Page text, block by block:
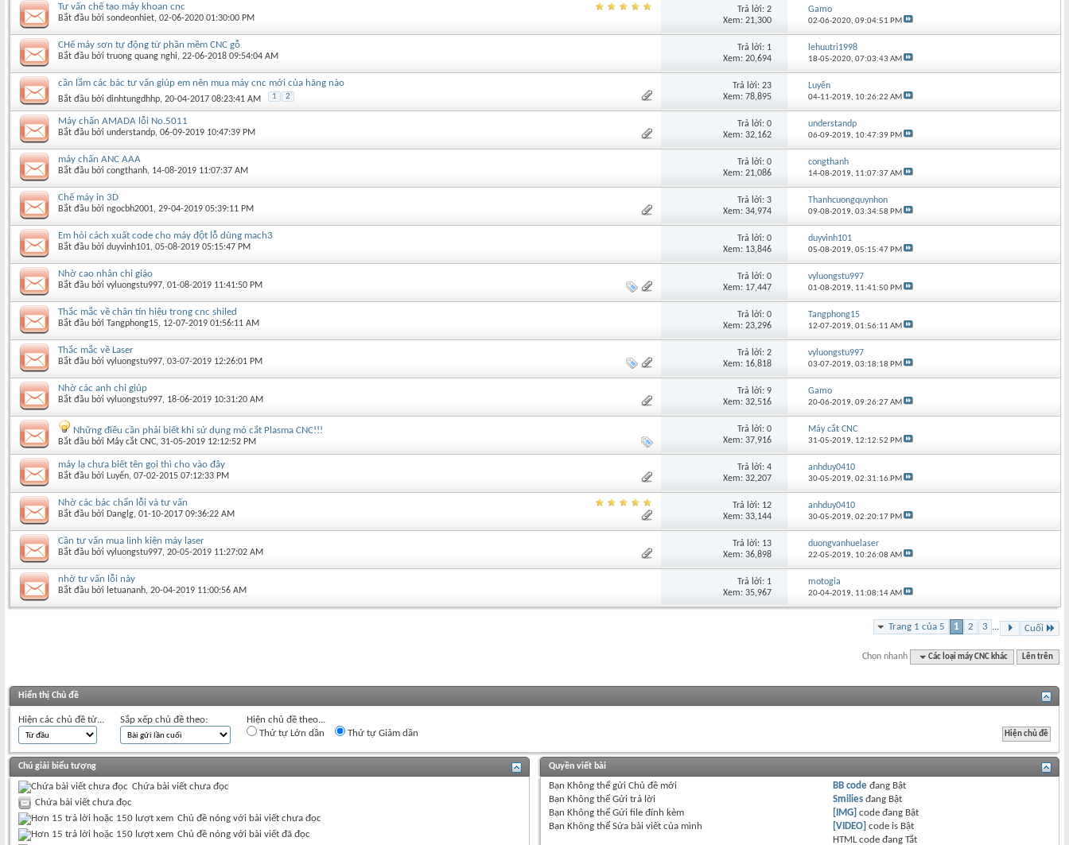
Tư vấn chế tạo máy khoan cnc
Bắt đầu bởi sondeonhiet‎, 02-06-2020 01:30:00 PM
Trả lời: 2
Xem: 21,300
Gamo
02-06-2020,09:04:51 PM
CHế máy sơn tự động từ phần mềm CNC gỗ
Bắt đầu bởi truong quang nghi‎, 22-06-2018 09:54:04 AM
Trả lời: 1
Xem: 20,694
lehuutri1998
18-05-2020,07:03:43 AM
cần lắm các bác tư vấn giúp em nên mua máy cnc mới của hãng nào
Bắt đầu bởi dinhtungdhhp‎, 20-04-2017 08:23:41 AM 1 2
Trả lời: 23
Xem: 78,895
Luyến
04-11-2019, 10:26:22 AM
Máy chấn AMADA lỗi No.5011
Bắt đầu bởi understandp‎, 06-09-2019 10:47:39 PM
Trả lời: 0
Xem: 32,162
understandp
06-09-2019, 10:47:39 PM
máy chấn ANC AAA
Bắt đầu bởi congthanh‎, 14-08-2019 11:07:37 AM
Trả lời: 0
Xem: 21,086
congthanh
14-08-2019, 11:07:37 AM
Chế máy in 3D
Bắt đầu bởi ngocbh2001‎, 29-04-2019 05:39:11 PM
Trả lời: 3
Xem: 34,974
Thanhcuongquynhon
09-08-2019,03:34:58 PM
Em hỏi cách xuất code cho máy đột lỗ dùng mach3
Bắt đầu bởi duyvinh101‎, 05-08-2019 05:15:47 PM
Trả lời: 0
Xem: 13,846
duyvinh101
05-08-2019,05:15:47 PM
Nhờ cao nhân chỉ giáo
Bắt đầu bởi vyluongstu997‎, 01-08-2019 11:41:50 PM
Trả lời: 0
Xem: 17,447
vyluongstu997
01-08-2019, 11:41:50 PM
Thắc mắc về chân tín hiệu trong cnc shiled
Bắt đầu bởi Tangphong15‎, 12-07-2019 01:56:11 AM
Trả lời: 0
Xem: 23,296
Tangphong15
12-07-2019,01:56:11 AM
Thắc mắc về Laser
Bắt đầu bởi vyluongstu997‎, 03-07-2019 12:26:01 PM
Trả lời: 2
Xem: 16,818
vyluongstu997
03-07-2019,03:18:18 PM
Nhờ các anh chỉ giúp
Bắt đầu bởi vyluongstu997‎, 18-06-2019 10:31:20 AM
Trả lời: 9
Xem: 32,516
Gamo
20-06-2019,09:26:27 AM
Những điều cần phải biết khi sử dụng mỏ cắt Plasma CNC!!!
Bắt đầu bởi Máy cắt CNC‎, 31-05-2019 12:12:52 PM
Trả lời: 0
Xem: 37,916
Máy cắt CNC
31-05-2019, 12:12:52 PM
máy lạ chưa biết tên gọi thì cho vào đây
Bắt đầu bởi Luyến‎, 07-02-2015 07:12:33 PM
Trả lời: 4
Xem: 32,207
anhduy0410
30-05-2019,02:31:16 PM
Nhờ các bác chẩn lỗi và tư vấn
Bắt đầu bởi Danglg‎, 01-10-2017 09:36:22 AM
Trả lời: 12
Xem: 33,144
anhduy0410
30-05-2019,02:20:17 PM
Cần tư vấn mua linh kiện máy laser
Bắt đầu bởi vyluongstu997‎, 20-05-2019 11:27:02 AM
Trả lời: 13
Xem: 36,898
duongvanhuelaser
22-05-2019, 10:26:08 AM
nhờ tư vấn lỗi này
Bắt đầu bởi letuananh‎, 20-04-2019 11:00:56 AM
Trả lời: 1
Xem: 35,967
motogia
20-04-2019, 11:08:14 AM
Trang 1 của 5 1 2 3 ... Cuối
Chọn nhanh Các loại máy CNC khác Lên trên
Hiển thị Chủ đề
Hiện các chủ đề từ... Sắp xếp chủ đề theo:
Hiện chủ đề theo...
Thứ tự Lớn dần
Thứ tự Giảm dần
Chú giải biểu tượng
Chứa bài viết chưa đọc
Chứa bài viết chưa đọc
Chủ đề nóng với bài viết chưa đọc
Chủ đề nóng với bài viết đã đọc
Quyền viết bài
Bạn Không thểgửi Chủ đề mới
Bạn Không thểGửi trả lời
Bạn Không thểGửi file đính kèm
Bạn Không thểSửa bài viết của mình
BB code đang Bật
Smilies đang Bật
[IMG] code đang Bật
[VIDEO] code is Bật
HTML code đangTắt